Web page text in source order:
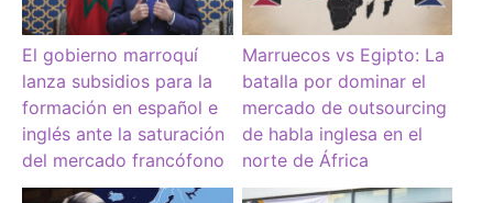
El gobierno marroquí
lanza subsidios para la
formación en español e
inglés ante la saturación
del mercado francófono
Marruecos vs Egipto: La
batalla por dominar el
mercado de outsourcing
de habla inglesa en el
norte de África